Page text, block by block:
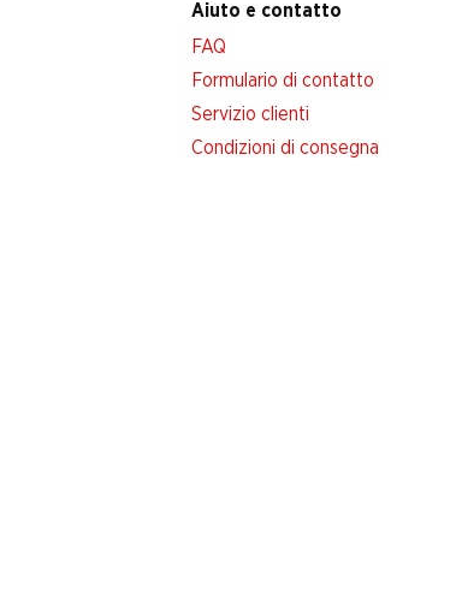
Aiuto e contatto
FAQ
Formulario di contatto
Servizio clienti
Condizioni di consegna